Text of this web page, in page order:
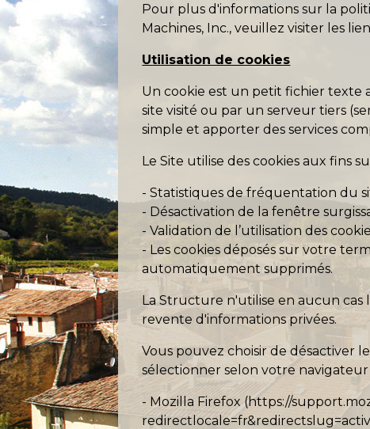
Pour plus d'informations sur la
Machines, Inc., veuillez visiter les
Utilisation de cookies
Un cookie est un petit fichier texte
site visité ou par un serveur tiers
simple et apporter des services
Le Site utilise des cookies aux fins
- Statistiques de fréquentation du
- Désactivation de la fenêtre
- Validation de l’utilisation des
- Les cookies déposés sur votre
automatiquement supprimés.
La Structure n'utilise en aucun cas
revente d'informations privées.
Vous pouvez choisir de désactiver
sélectionner selon votre navigateur
- Mozilla Firefox (https://